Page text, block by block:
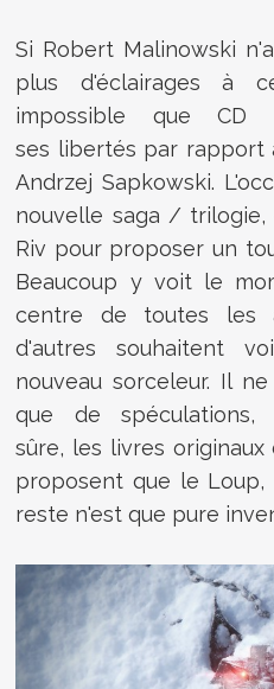
Si Robert Malinowski
plus d'éclairages à
impossible que CD
ses libertés par rapport
Andrzej Sapkowski.
nouvelle saga /
Riv pour proposer un
Beaucoup y voit le
centre de toutes les
d'autres souhaitent
nouveau sorceleur. Il
que de
sûre, les livres originaux
proposent que le
reste n'est que pure